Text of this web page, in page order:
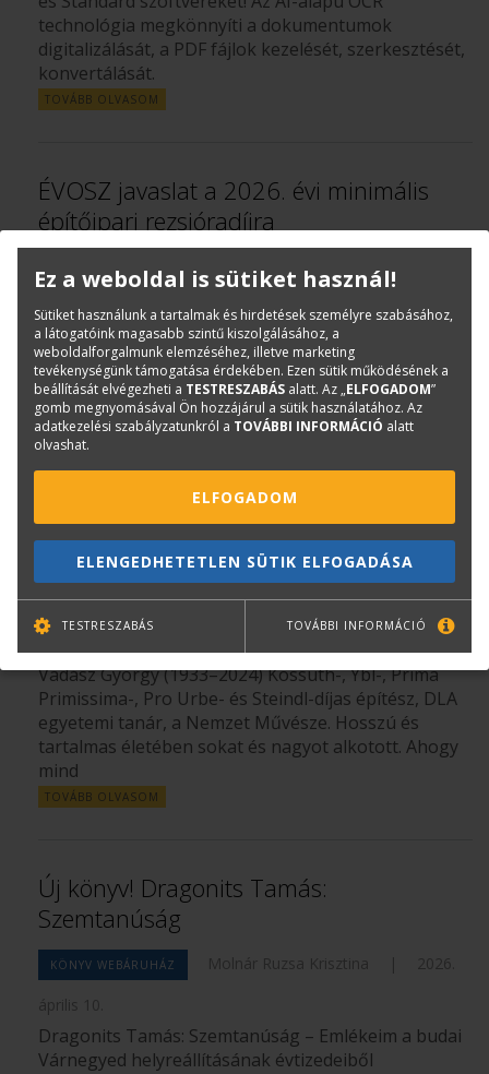
technológia megkönnyíti a dokumentumok
digitalizálását, a PDF fájlok kezelését, szerkesztését,
konvertálását.
TOVÁBB OLVASOM
ÉVOSZ javaslat a 2026. évi minimális
építőipari rezsióradíjra
2026. április 20.
A megjelent javaslat szerint a 2024. december 25-én
életbe lépett ÉKM rendelet szerinti 6.764 Ft/óráról a
minimális építőipari rezsióradíj nettó 7.830 Ft/óra
összegre emelkedhet.
TOVÁBB OLVASOM
Megjelent: Vadász György - Rajzok és
történetek
KÖNYV WEBÁRUHÁZ Lévai-Kanyó Judit |
2026. április
Vadász György (1933–2024) Kossuth-, Ybl-, Prima
Primissima-, Pro Urbe- és Steindl-díjas építész, DLA
egyetemi tanár, a Nemzet Művésze. Hosszú és
tartalmas életében sokat és nagyot alkotott. Ahogy
mind
TOVÁBB OLVASOM
Új könyv! Dragonits Tamás:
Szemtanúság
KÖNYV WEBÁRUHÁZ Molnár Ruzsa Krisztina |
2026.
április 10.
Dragonits Tamás: Szemtanúság – Emlékeim a budai
Várnegyed helyreállításának évtizedeiből
Ez a weboldal is sütiket használ!
Sütiket használunk a tartalmak és hirdetések személyre szabásához,
a látogatóink magasabb szintű kiszolgálásához, a
weboldalforgalmunk elemzéséhez, illetve marketing
tevékenységünk támogatása érdekében. Ezen sütik működésének a
beállítását elvégezheti a TESTRESZABÁS alatt. Az „ELFOGADOM”
gomb megnyomásával Ön hozzájárul a sütik használatához. Az
adatkezelési szabályzatunkról a TOVÁBBI INFORMÁCIÓ alatt
olvashat.
ELFOGADOM
ELENGEDHETETLEN SÜTIK ELFOGADÁSA
TESTRESZABÁS TOVÁBBI INFORMÁCIÓ